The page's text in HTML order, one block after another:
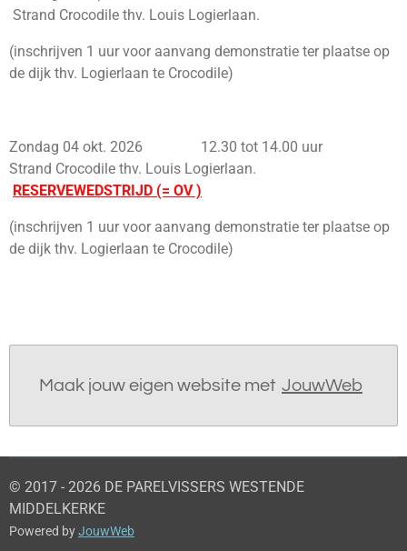
Strand Crocodile thv. Louis Logierlaan.
(inschrijven 1 uur voor aanvang demonstratie ter plaatse op
de dijk thv. Logierlaan te Crocodile)
Zondag 04 okt. 2026 12.30 tot 14.00 uur
Strand Crocodile thv. Louis Logierlaan.
RESERVEWEDSTRIJD (= OV )
(inschrijven 1 uur voor aanvang demonstratie ter plaatse op
de dijk thv. Logierlaan te Crocodile)
Maak jouw eigen website met JouwWeb
© 2017 - 2026 DE PARELVISSERS WESTENDE
MIDDELKERKE
Powered byJouwWeb